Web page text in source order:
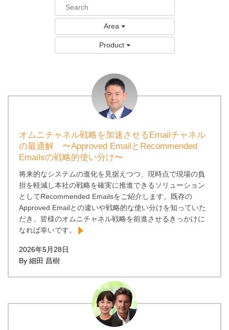
Area
Product
オムニチャネル戦略を加速させるEmailチャネル
の最適解 〜Approved EmailとRecommended
Emailsの戦略的使い分け〜
将来的なシステムの進化を見据えつつ、現時点で現場の負
担を軽減し本社の戦略を確実に推進できるソリューション
としてRecommended Emailsをご紹介します。既存の
Approved Emailとの違いや戦略的な使い分けを知っていた
だき、皆様のオムニチャネル戦略を前進させるきっかけに
なれば幸いです。
2026年5月28日
By 細田 昌樹